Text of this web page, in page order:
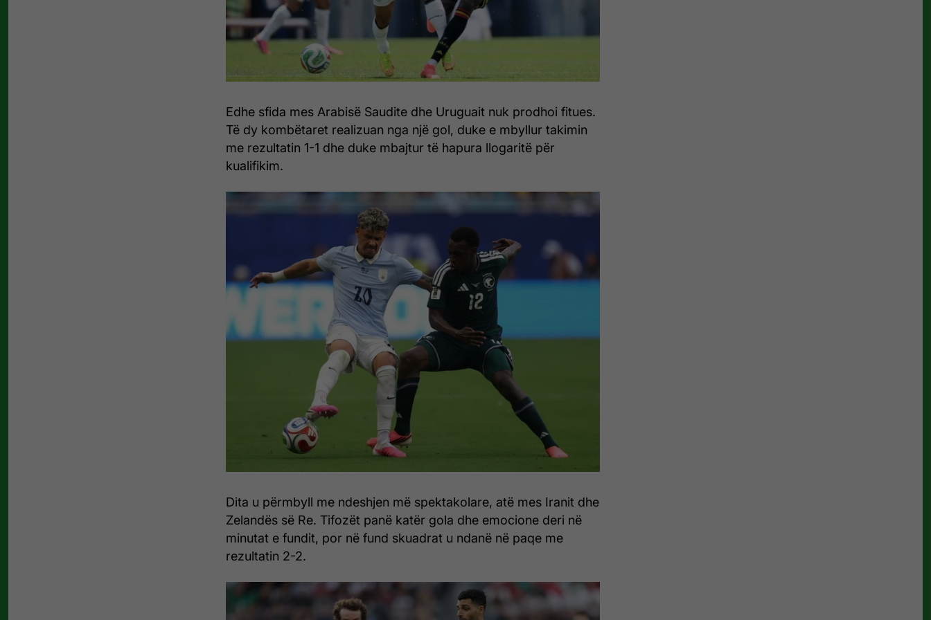
Edhe sfida mes Arabisë Saudite dhe Uruguait nuk prodhoi fitues.
Të dy kombëtaret realizuan nga një gol, duke e mbyllur takimin
me rezultatin 1-1 dhe duke mbajtur të hapura llogaritë për
kualifikim.
Dita u përmbyll me ndeshjen më spektakolare, atë mes Iranit dhe
Zelandës së Re. Tifozët panë katër gola dhe emocione deri në
minutat e fundit, por në fund skuadrat u ndanë në paqe me
rezultatin 2-2.